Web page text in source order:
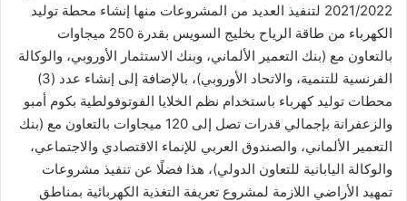
2021/2022 لتنفيذ العديد من المشروعات منها إنشاء محطة توليد
الكهرباء من طاقة الرياح بخليج السويس بقدرة 250 ميجاوات
بالتعاون مع (بنك التعمير الألماني، وبنك الاستثمار الأوروبي، والوكالة
الفرنسية للتنمية، والاتحاد الأوروبي)، بالإضافة إلى إنشاء عدد (3)
محطات توليد كهرباء باستخدام نظم الخلايا الفوتوفولطية بكوم أمبو
والزعفرانة بإجمالي قدرات تصل إلى 120 ميجاوات بالتعاون مع (بنك
التعمير الألماني، والصندوق العربي للإنماء الاقتصادي والاجتماعي،
والوكالة اليابانية للتعاون الدولي)، هذا فضلًا عن تنفيذ مشروعات
تمهيد الأراضي اللازمة لمشروع تعريفة التغذية الكهربائية بمناطق